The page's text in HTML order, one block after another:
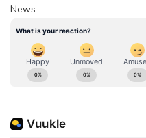
News